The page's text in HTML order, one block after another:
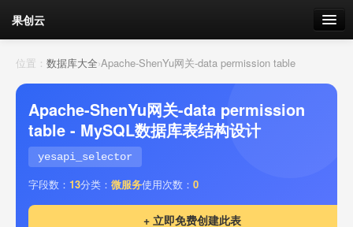
果创云
数据表单
API接口
云存储
流量 剩余接口流量
位置： 数据库大全›Apache-ShenYu网关-data permission table
Apache-ShenYu网关-data permission
table - MySQL数据库表结构设计
yesapi_selector
字段数： 13分类： 微服务使用次数： 0
+ 立即免费创建此表